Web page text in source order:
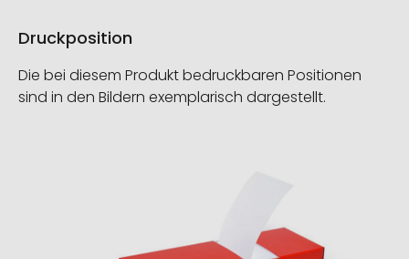
Druckposition
Die bei diesem Produkt bedruckbaren Positionen
sind in den Bildern exemplarisch dargestellt.